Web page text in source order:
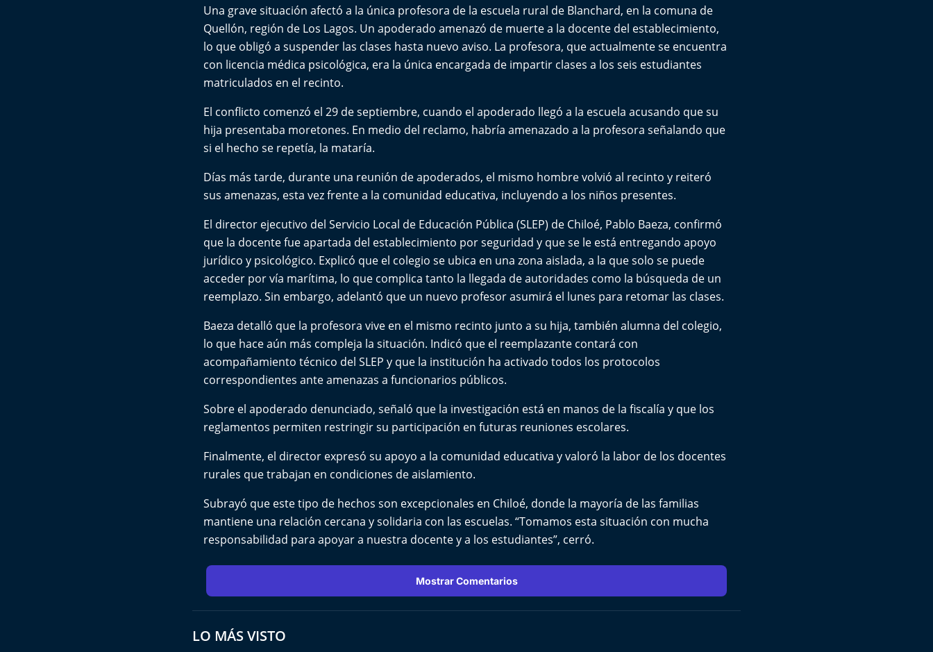
Una grave situación afectó a la única profesora de la escuela rural de Blanchard, en la comuna de
Quellón, región de Los Lagos. Un apoderado amenazó de muerte a la docente del establecimiento,
lo que obligó a suspender las clases hasta nuevo aviso. La profesora, que actualmente se encuentra
con licencia médica psicológica, era la única encargada de impartir clases a los seis estudiantes
matriculados en el recinto.
El conflicto comenzó el 29 de septiembre, cuando el apoderado llegó a la escuela acusando que su
hija presentaba moretones. En medio del reclamo, habría amenazado a la profesora señalando que
si el hecho se repetía, la mataría.
Días más tarde, durante una reunión de apoderados, el mismo hombre volvió al recinto y reiteró
sus amenazas, esta vez frente a la comunidad educativa, incluyendo a los niños presentes.
El director ejecutivo del Servicio Local de Educación Pública (SLEP) de Chiloé, Pablo Baeza, confirmó
que la docente fue apartada del establecimiento por seguridad y que se le está entregando apoyo
jurídico y psicológico. Explicó que el colegio se ubica en una zona aislada, a la que solo se puede
acceder por vía marítima, lo que complica tanto la llegada de autoridades como la búsqueda de un
reemplazo. Sin embargo, adelantó que un nuevo profesor asumirá el lunes para retomar las clases.
Baeza detalló que la profesora vive en el mismo recinto junto a su hija, también alumna del colegio,
lo que hace aún más compleja la situación. Indicó que el reemplazante contará con
acompañamiento técnico del SLEP y que la institución ha activado todos los protocolos
correspondientes ante amenazas a funcionarios públicos.
Sobre el apoderado denunciado, señaló que la investigación está en manos de la fiscalía y que los
reglamentos permiten restringir su participación en futuras reuniones escolares.
Finalmente, el director expresó su apoyo a la comunidad educativa y valoró la labor de los docentes
rurales que trabajan en condiciones de aislamiento.
Subrayó que este tipo de hechos son excepcionales en Chiloé, donde la mayoría de las familias
mantiene una relación cercana y solidaria con las escuelas. “Tomamos esta situación con mucha
responsabilidad para apoyar a nuestra docente y a los estudiantes”, cerró.
Mostrar Comentarios
LO MÁS VISTO